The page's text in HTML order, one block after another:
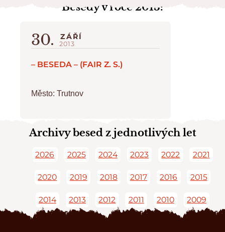
Besedy v roce 2013:
– BESEDA – (FAIR Z. S.)
Město:Trutnov
30. ZÁŘÍ
2013
Archivy besed z jednotlivých let
2026 2025 2024 2023 2022 2021
2020 2019 2018 2017 2016 2015
2014 2013 2012 2011 2010 2009